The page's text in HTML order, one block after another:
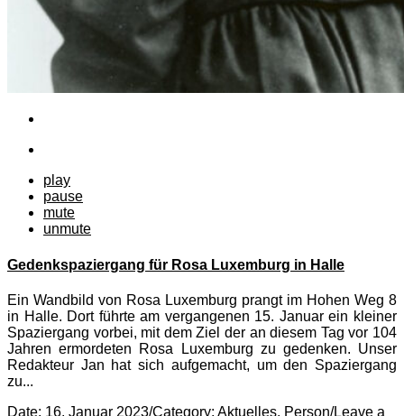
play
pause
mute
unmute
Gedenkspaziergang für Rosa Luxemburg in Halle
Ein Wandbild von Rosa Luxemburg prangt im Hohen Weg 8
in Halle. Dort führte am vergangenen 15. Januar ein kleiner
Spaziergang vorbei, mit dem Ziel der an diesem Tag vor 104
Jahren ermordeten Rosa Luxemburg zu gedenken. Unser
Redakteur Jan hat sich aufgemacht, um den Spaziergang
zu...
Date: 16. Januar 2023/Category: Aktuelles, Person/Leave a